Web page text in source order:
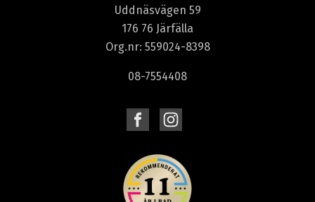
Uddnäsvägen 59
176 76 Järfälla
Org.nr: 559024-8398
08-7554408